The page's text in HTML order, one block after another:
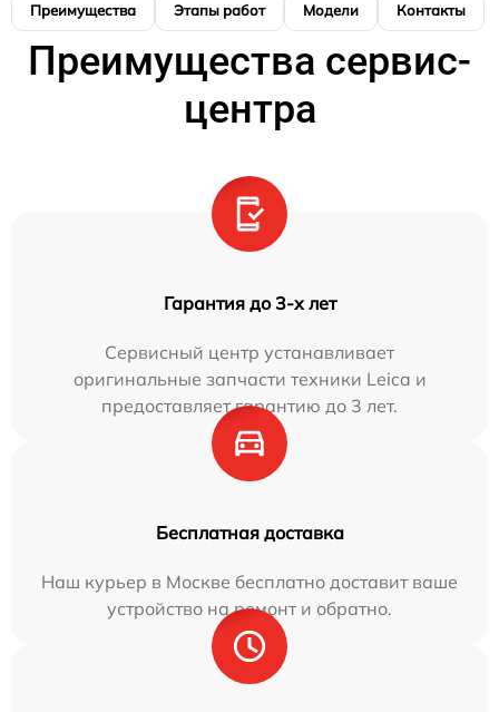
Преимущества Этапы работ Модели Контакты
Преимущества сервис-
центра
Гарантия до 3-х лет
Сервисный центр устанавливает
оригинальные запчасти техники Leica и
предоставляет гарантию до 3 лет.
Бесплатная доставка
Наш курьер в Москве бесплатно доставит ваше
устройство на ремонт и обратно.